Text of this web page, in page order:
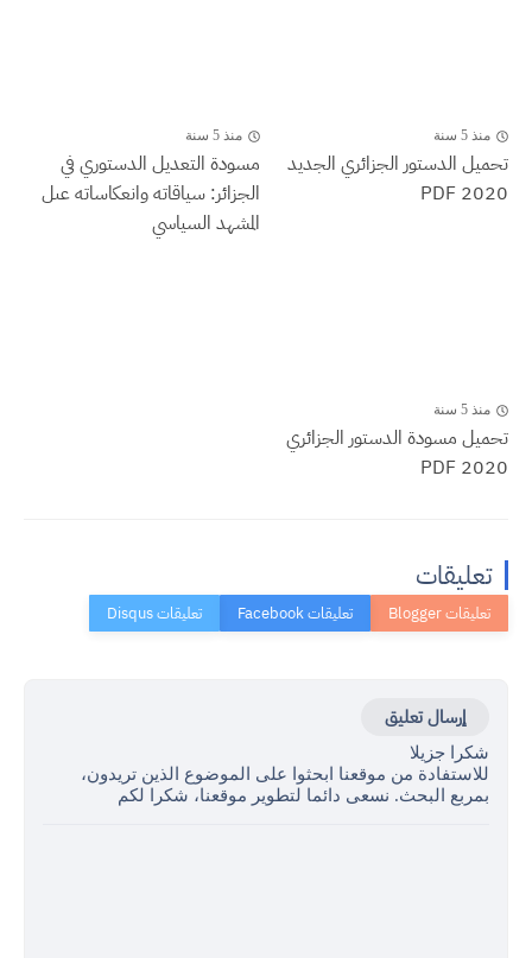
منذ 5 سنة
تحميل الدستور الجزائري الجديد
2020 PDF
منذ 5 سنة
مسودة التعديل الدستوري في
الجزائر: سياقاته وانعكاساته عىل
المشهد السياسي
منذ 5 سنة
تحميل مسودة الدستور الجزائري
2020 PDF
تعليقات
إرسال تعليق
شكرا جزيلا
للاستفادة من موقعنا ابحثوا على الموضوع الذين تريدون،
بمربع البحث. نسعى دائما لتطوير موقعنا، شكرا لكم